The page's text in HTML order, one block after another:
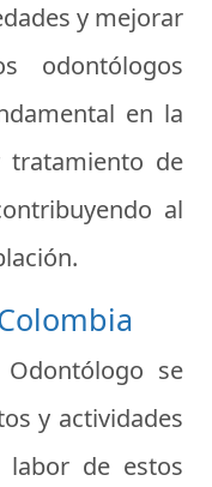
y mejorar
odontólogos
en la
tratamiento de
al
se
y actividades
labor de estos